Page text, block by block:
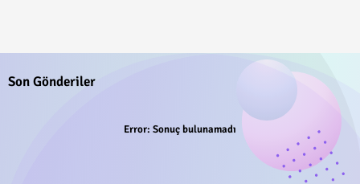
Son Gönderiler
Error: Sonuç bulunamadı